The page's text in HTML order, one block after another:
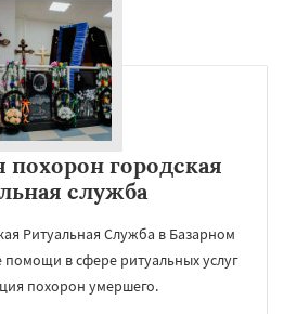
похорон городская
служба
Ритуальная Служба в Базарном
помощи в сфере ритуальных услуг
похорон умершего.